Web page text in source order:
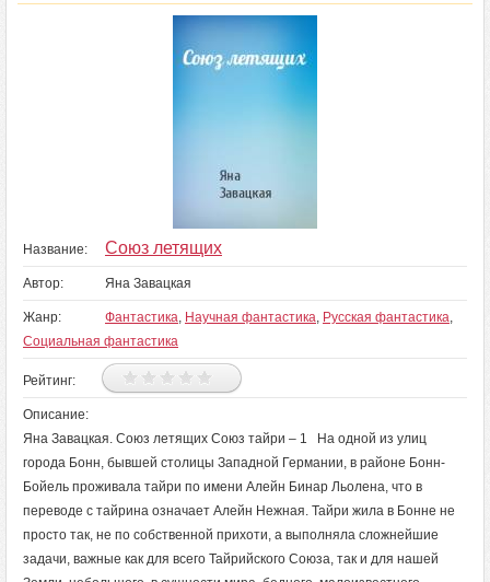
Название: Союз летящих
Автор: Яна Завацкая
Жанр: Фантастика, Научная фантастика, Русская фантастика,
Социальная фантастика
Рейтинг:
Описание:
Яна Завацкая. Союз летящих Союз тайри – 1 На одной из улиц
города Бонн, бывшей столицы Западной Германии, в районе Бонн-
Бойель проживала тайри по имени Алейн Бинар Льолена, что в
переводе с тайрина означает Алейн Нежная. Тайри жила в Бонне не
просто так, не по собственной прихоти, а выполняла cложнейшие
задачи, важные как для всего Тайрийского Союза, так и для нашей